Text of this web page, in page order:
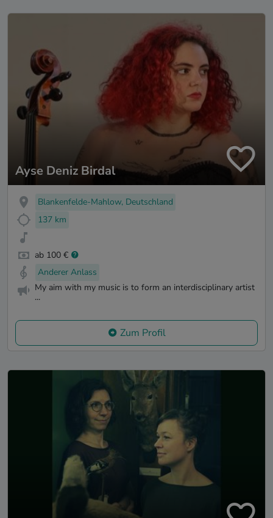
Ayse Deniz Birdal
Blankenfelde-Mahlow, Deutschland
137 km
ab 100 €
Anderer Anlass
My aim with my music is to form an interdisciplinary artist
...
Zum Profil